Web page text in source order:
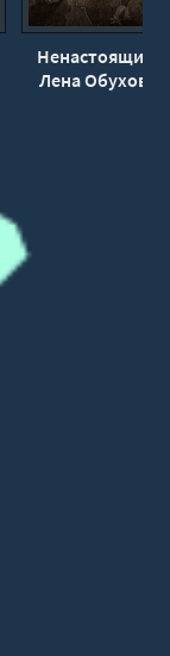
Ненастоящие -
Лена Обухова,